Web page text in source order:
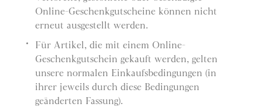
Online-Geschenkgutscheine können nicht
erneut ausgestellt werden.
Für Artikel, die mit einem Online-
Geschenkgutschein gekauft werden, gelten
unsere normalen Einkaufsbedingungen (in
ihrer jeweils durch diese Bedingungen
geänderten Fassung).